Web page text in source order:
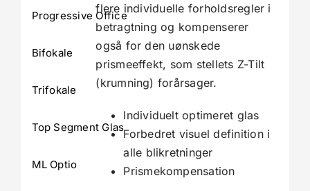
Progressive Office
Bifokale
Trifokale
Top Segment Glas
ML Optio
flere individuelle forholdsregler i
betragtning og kompenserer
også for den uønskede
prismeeffekt, som stellets Z-Tilt
(krumning) forårsager.
Individuelt optimeret glas
Forbedret visuel definition i
alle blikretninger
Prismekompensation